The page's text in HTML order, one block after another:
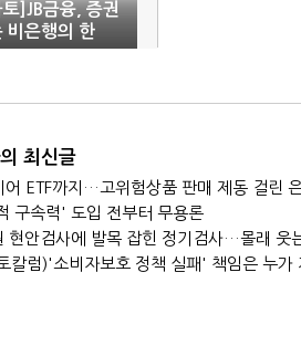
]JB금융, 증권
비은행의 한
탈 쏠림 커졌다
최신글
어 ETF까지…고위험상품 판매 제동 걸린
구속력' 도입 전부터 무용론
현안검사에 발목 잡힌 정기검사…몰래 웃
칼럼)'소비자보호 정책 실패' 책임은 누가